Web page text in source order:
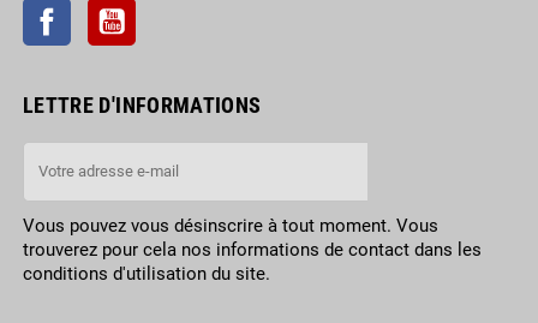
FacebookYouTube
LETTRE D'INFORMATIONS
Vous pouvez vous désinscrire à tout moment. Vous
trouverez pour cela nos informations de contact dans les
conditions d'utilisation du site.